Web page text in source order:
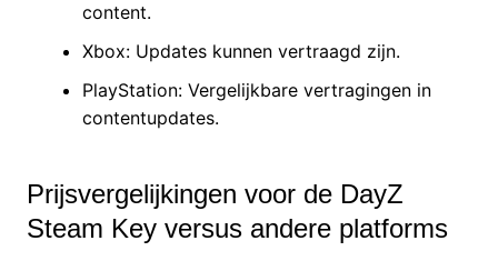
content.
Xbox: Updates kunnen vertraagd zijn.
PlayStation: Vergelijkbare vertragingen in
contentupdates.
Prijsvergelijkingen voor de DayZ
Steam Key versus andere platforms